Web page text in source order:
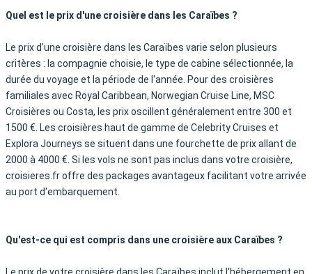
Quel est le prix d'une croisière dans les Caraïbes ?
Le prix d'une croisière dans les Caraïbes varie selon plusieurs
critères : la compagnie choisie, le type de cabine sélectionnée, la
durée du voyage et la période de l'année. Pour des croisières
familiales avec Royal Caribbean, Norwegian Cruise Line, MSC
Croisières ou Costa, les prix oscillent généralement entre 300 et
1500 €. Les croisières haut de gamme de Celebrity Cruises et
Explora Journeys se situent dans une fourchette de prix allant de
2000 à 4000 €. Si les vols ne sont pas inclus dans votre croisière,
croisieres.fr offre des packages avantageux facilitant votre arrivée
au port d'embarquement.
Qu'est-ce qui est compris dans une croisière aux Caraïbes ?